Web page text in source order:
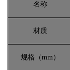
名称
材质
规格（mm）